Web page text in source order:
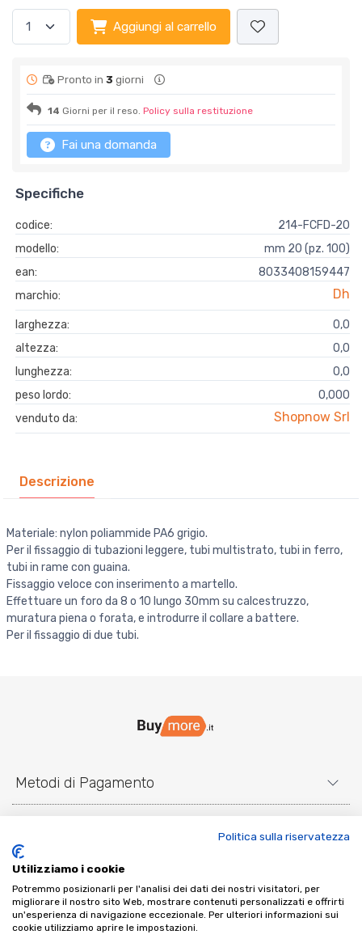
Aggiungi al carrello
Pronto in 3 giorni
14 Giorni per il reso. Policy sulla restituzione
Fai una domanda
Specifiche
codice:
214-FCFD-20
modello:
mm 20 (pz. 100)
ean:
8033408159447
marchio:
Dh
larghezza:
0,0
altezza:
0,0
lunghezza:
0,0
peso lordo:
0,000
venduto da:
Shopnow Srl
Descrizione
Materiale: nylon poliammide PA6 grigio.
Per il fissaggio di tubazioni leggere, tubi multistrato, tubi in ferro,
tubi in rame con guaina.
Fissaggio veloce con inserimento a martello.
Effettuare un foro da 8 o 10 lungo 30mm su calcestruzzo,
muratura piena o forata, e introdurre il collare a battere.
Per il fissaggio di due tubi.
Metodi di Pagamento
Contatti e Social
Politica sulla riservatezza
Utilizziamo i cookie
Potremmo posizionarli per l'analisi dei dati dei nostri visitatori, per
migliorare il nostro sito Web, mostrare contenuti personalizzati e offrirti
un'esperienza di navigazione eccezionale. Per ulteriori informazioni sui
cookie utilizziamo aprire le impostazioni.